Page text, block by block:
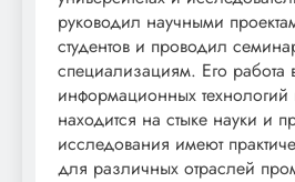
руководил научными
студентов и проводил
специализациям. Его работа
информационных технологий
находится на стыке науки и
исследования имеют
для различных отраслей